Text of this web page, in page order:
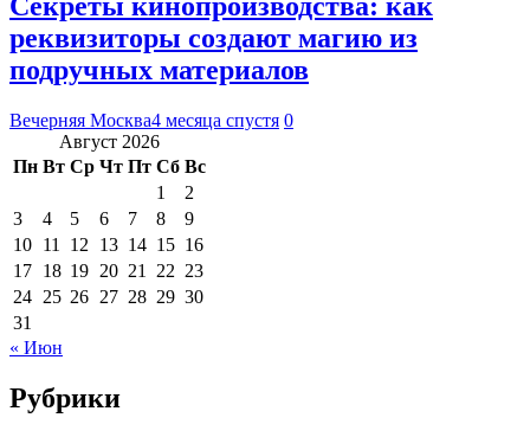
Секреты кинопроизводства: как
реквизиторы создают магию из
подручных материалов
Вечерняя Москва4 месяца спустя 0
Август 2026
Пн Вт Ср Чт Пт Сб Вс
1
2
3
4 5 6 7 8
9
10 11 12 13 14 15 16
17 18 19 20 21 22 23
24 25 26 27 28 29 30
31
« Июн
Рубрики